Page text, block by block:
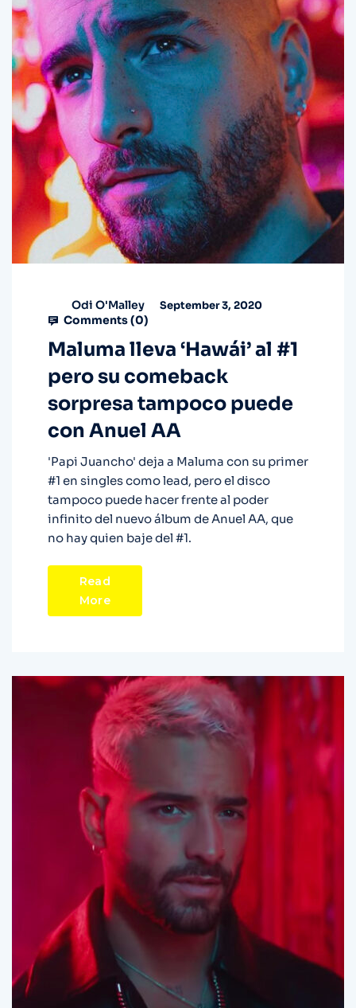
Odi O'Malley September 3, 2020
Comments (0)
Maluma lleva ‘Hawái’ al #1
pero su comeback
sorpresa tampoco puede
con Anuel AA
'Papi Juancho' deja a Maluma con su primer
#1 en singles como lead, pero el disco
tampoco puede hacer frente al poder
infinito del nuevo álbum de Anuel AA, que
no hay quien baje del #1.
Read
More